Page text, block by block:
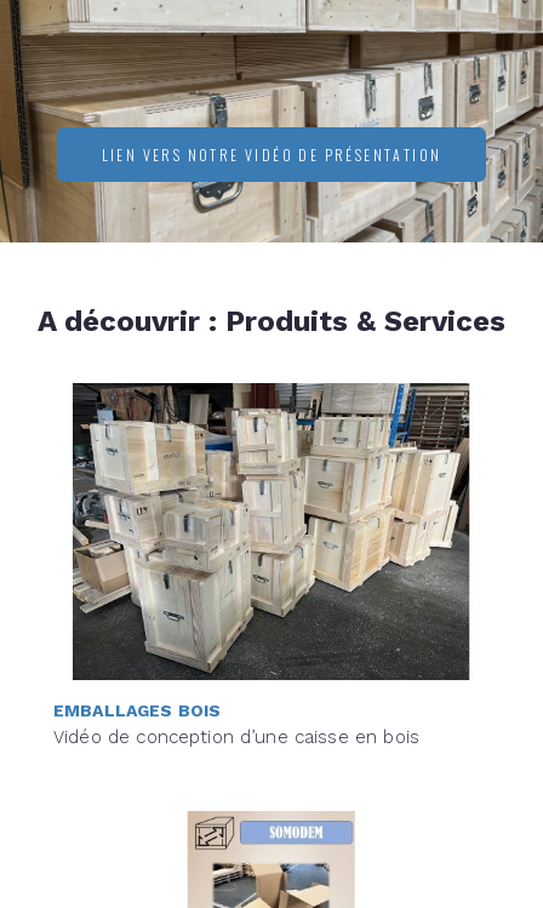
LIEN VERS NOTRE VIDÉO DE PRÉSENTATION
A découvrir : Produits & Services
EMBALLAGES BOIS
Vidéo de conception d’une caisse en bois